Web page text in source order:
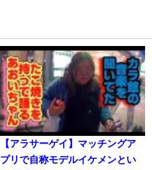
【アラサーゲイ】マッチングア
プリで自称モデルイケメンとい